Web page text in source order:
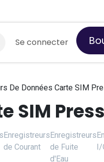
Aide À propos de nous
Se connecter
De Données Carte SIM
SIM
Enregistreurs
de Courant
Enregistreurs
de Fuite
d'Eau
I/